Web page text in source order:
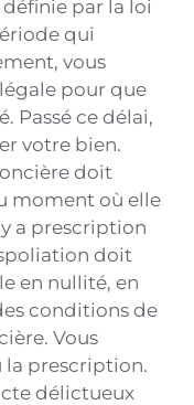
par la loi
qui
vous
pour que
Passé ce délai,
votre bien.
doit
moment où elle
a prescription
doit
en nullité, en
conditions de
Vous
la prescription.
délictueux